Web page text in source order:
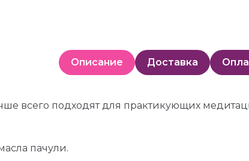
Описание Доставка
всего подходят для практикующих
пачули.